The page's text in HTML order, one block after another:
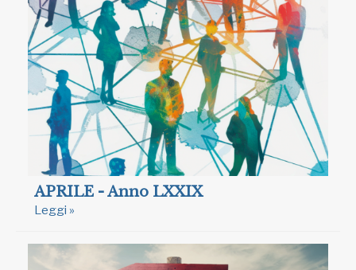
APRILE - Anno LXXIX
Leggi »